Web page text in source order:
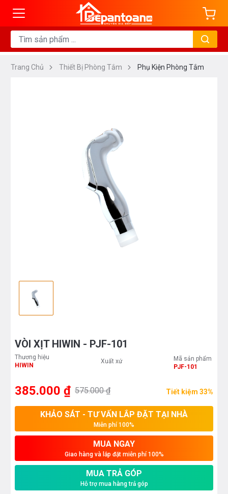
Trang Chủ Thiết Bị Phòng Tắm Phụ Kiện Phòng Tắm
VÒI XỊT HIWIN - PJF-101
Thương hiệu
HIWIN
Xuất xứ
Mã sản phẩm
PJF-101
385.000 ₫ 575.000 ₫ Tiết kiệm 33%
KHẢO SÁT - TƯ VẤN LẮP ĐẶT TẠI NHÀ
Miễn phí 100%
MUA NGAY
Giao hàng và lắp đặt miễn phí 100%
MUA TRẢ GÓP
Hỗ trợ mua hàng trả góp